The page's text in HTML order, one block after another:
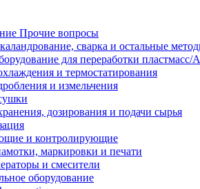
Прочие вопросы
сварка и остальные
для переработки пластмасс/
и термостатирования
и измельчения
дозирования и подачи сырья
и контролирующие
маркировки и печати
и смесители
оборудование